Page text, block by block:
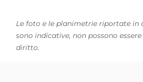
Le foto e le planimetrie riportate in
sono indicative, non possono
diritto.